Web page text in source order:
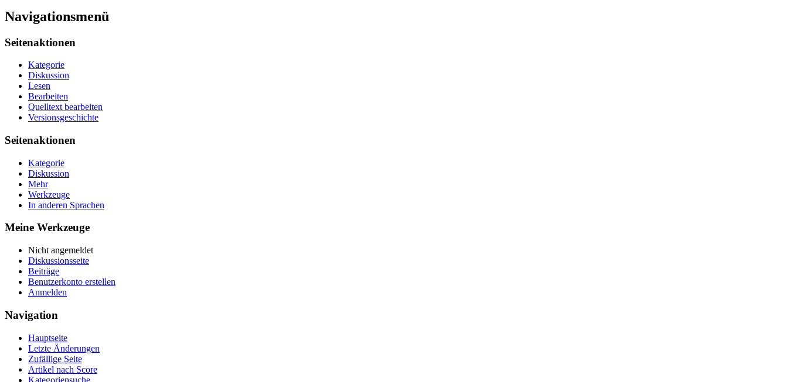
Navigationsmenü
Seitenaktionen
Kategorie
Diskussion
Lesen
Bearbeiten
Quelltext bearbeiten
Versionsgeschichte
Seitenaktionen
Kategorie
Diskussion
Mehr
Werkzeuge
In anderen Sprachen
Meine Werkzeuge
Nicht angemeldet
Diskussionsseite
Beiträge
Benutzerkonto erstellen
Anmelden
Navigation
Hauptseite
Letzte Änderungen
Zufällige Seite
Artikel nach Score
Kategoriensuche